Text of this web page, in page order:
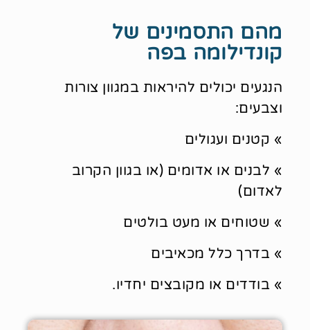
מהם התסמינים של
קונדילומה בפה
הנגעים יכולים להיראות במגוון צורות
וצבעים:
» קטנים ועגולים
» לבנים או אדומים (או בגוון הקרוב
לאדום)
» שטוחים או מעט בולטים
» בדרך כלל מכאיבים
» בודדים או מקובצים יחדיו.